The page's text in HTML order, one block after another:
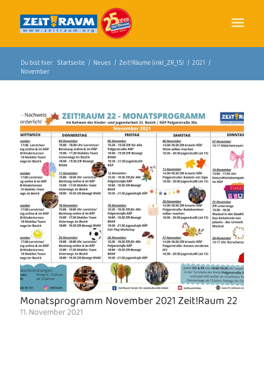
Du bist hier: Startseite / Neues / Zeit!Räume (inkl_ZR_15) / 2021 /
November
Monatsprogramm November 2021 Zeit!Raum 22
11. November 2021